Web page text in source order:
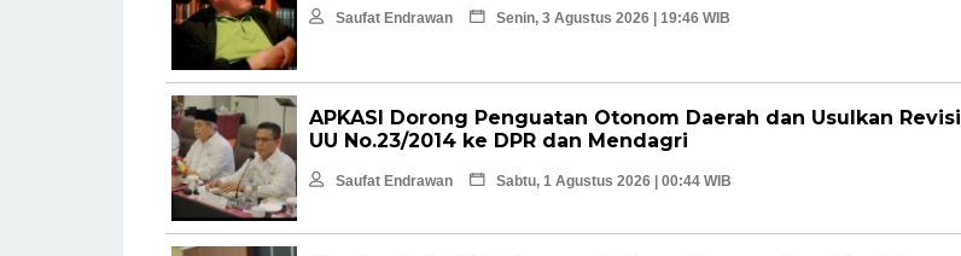
Saufat Endrawan Senin, 3 Agustus 2026 | 19:46 WIB
APKASI Dorong Penguatan Otonom Daerah dan Usulkan Revisi
UU No.23/2014 ke DPR dan Mendagri
Saufat Endrawan Sabtu, 1 Agustus 2026 | 00:44 WIB